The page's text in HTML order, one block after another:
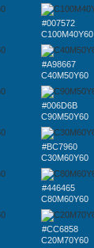
#007572
C100M40Y60
#A98667
C40M50Y60
#006D6B
C90M50Y60
#BC7960
C30M60Y60
#446465
C80M60Y60
#CC6858
C20M70Y60